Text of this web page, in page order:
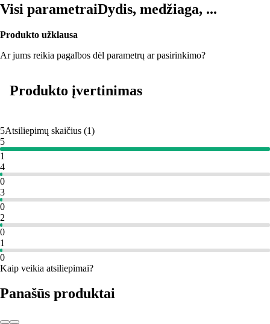
Visi parametraiDydis, medžiaga, ...
Produkto užklausa
Ar jums reikia pagalbos dėl parametrų ar pasirinkimo?
Produkto įvertinimas
5Atsiliepimų skaičius (1)
5
1
4
0
3
0
2
0
1
0
Kaip veikia atsiliepimai?
Panašūs produktai